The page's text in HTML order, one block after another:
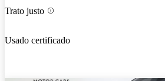
Trato justo
Usado certificado